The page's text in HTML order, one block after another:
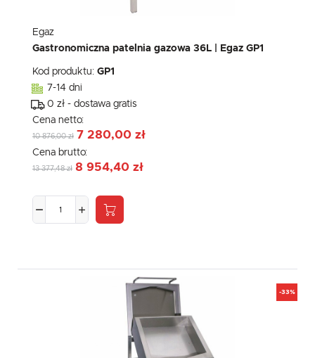
Egaz
Gastronomiczna patelnia gazowa 36L | Egaz GP1
Kod produktu: GP1
7-14 dni
0 zł - dostawa gratis
Cena netto:
10 876,00 zł 7 280,00 zł
Cena brutto:
13 377,48 zł 8 954,40 zł
-33%